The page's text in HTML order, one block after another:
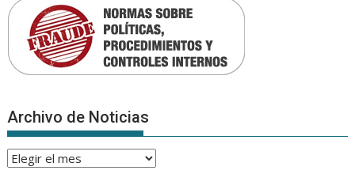
Archivo de Noticias
Archivo